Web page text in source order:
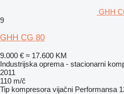
GHH
9
GHH CG 80
9.000 € ≈ 17.600 KM
Industrijska oprema - stacionarni
2011
110 m/č
Tip kompresora vijačni Performansa